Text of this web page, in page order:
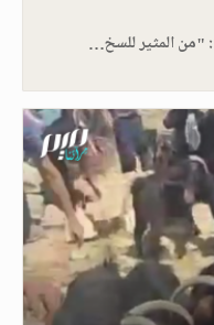
"من المثير للسخ…